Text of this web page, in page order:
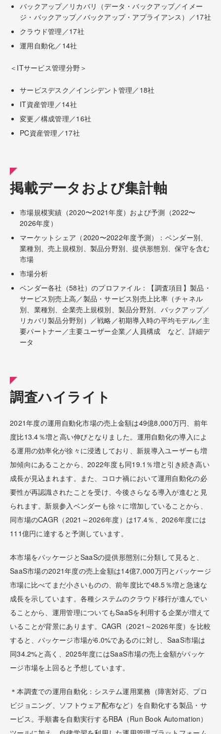
バックアップ／リカバリ（データ・バックアップ／イメー
ジ・バックアップ／バックアップ・アプライアンス）／17社
クラウド管理／17社
運用自動化／14社
＜ITサービス管理分野＞
サービスデスク／インシデント管理／18社
IT資産管理／14社
変更／構成管理／16社
PC資産管理／17社
掲載データおよび集計軸
市場規模実績（2020〜2021年度）および予測（2022〜
2026年度）
マーケットシェア（2020〜2022年度予測）：ベンダー別、
業種別、売上規模別、製品分野別、提供形態別、保守を含む
市場
市場分析
ベンダー各社（58社）のプロファイル：【調査項目】製品・
サービス別売上高／製品・サービス別売上比率（チャネル
別、業種別、企業売上規模別、製品分野別、バックアップ／
リカバリ製品分野別）／戦略／初期導入時の平均モデル／主
要パートナー／主要ユーザー企業／人員構成 など、詳細デ
ータ
調査ハイライト
2021年度の運用自動化市場の売上金額は49億8,000万円、前年
度比13.4％増と高い伸びとなりました。運用自動化の導入によ
る運用の効率化が徐々に浸透しており、新規導入ユーザーも増
加傾向にあることから、2022年度も同19.1％増と引き続き高い
成長が見込まれます。また、コロナ禍において運用自動化の必
要性が再認識されたことを受け、今後さらなる導入が進むと見
られます。新規参入ベンダーも徐々に増加していることから、
同市場のCAGR（2021～2026年度）は17.4％、2026年度には
111億円に達すると予測しています。
本市場をパッケージとSaaSの提供形態別に分類して見ると、
SaaS市場の2021年度の売上金額は14億7,000万円とパッケージ
市場に比べてまだ小さいものの、前年度比で48.5％増と急速な
成長を示しています。各種システムのクラウド移行が進んでい
ることから、運用管理についてもSaaSを利用する企業が増えて
いることが背景にあります。CAGR（2021～2026年度）を比較
すると、パッケージ市場が6.0%であるのに対し、SaaS市場は
同34.2%と高く、2025年度にはSaaS市場の売上金額がパッケ
ージ市場を上回ると予想しています。
＊本調査での運用自動化：システム運用業務（障害対応、プロ
ビジョニング、ソフトウェア配布など）を自動化する製品・サ
ービス。手順書を自動実行するRBA（Run Book Automation）